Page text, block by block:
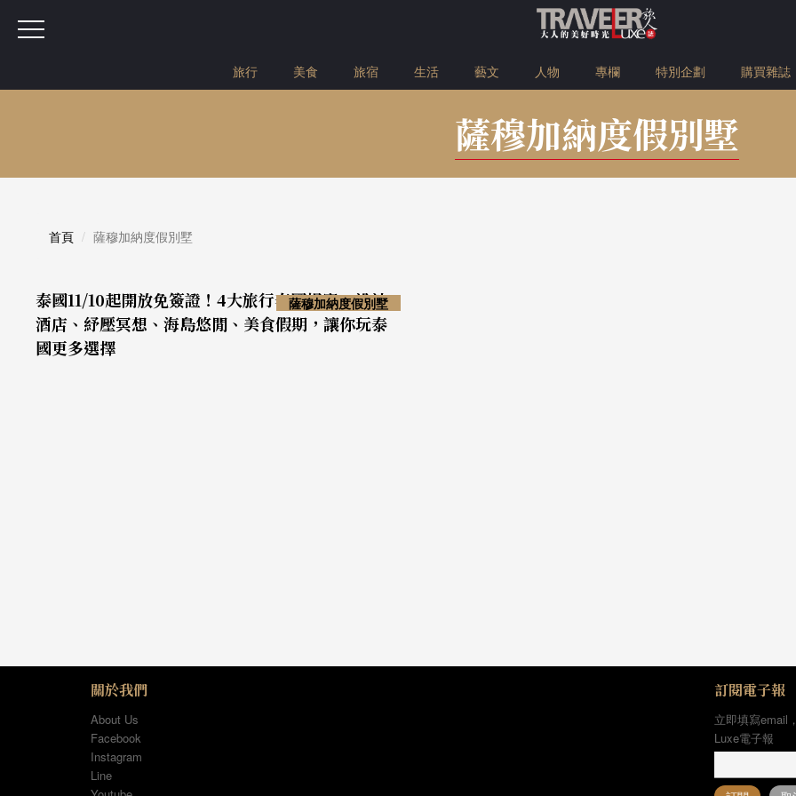
旅行 美食 旅宿 生活 藝文 人物 專欄 特別企劃 購買雜誌
薩穆加納度假別墅
首頁 薩穆加納度假別墅
泰國11/10起開放免簽證！4大旅行泰國提案：設計
酒店、紓壓冥想、海島悠閒、美食假期，讓你玩泰
國更多選擇
薩穆加納度假別墅
關於我們
About Us
Facebook
Instagram
Line
訂閱電子報
立即填寫email
Luxe電子報